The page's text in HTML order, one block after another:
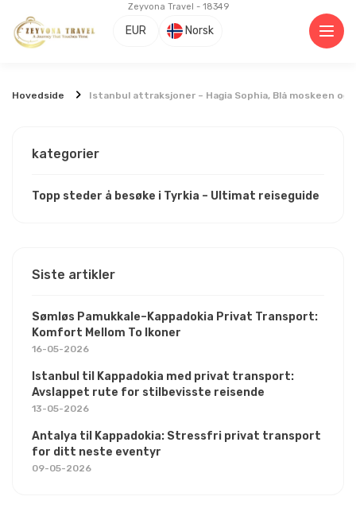
Zeyvona Travel - 18349
EUR Norsk
Hovedside Istanbul attraksjoner – Hagia Sophia, Blå moskeen og
kategorier
Topp steder å besøke i Tyrkia – Ultimat reiseguide
Siste artikler
Sømløs Pamukkale–Kappadokia Privat Transport:
Komfort Mellom To Ikoner
16-05-2026
Istanbul til Kappadokia med privat transport:
Avslappet rute for stilbevisste reisende
13-05-2026
Antalya til Kappadokia: Stressfri privat transport
for ditt neste eventyr
09-05-2026